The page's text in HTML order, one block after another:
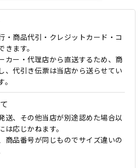
・商品代引・クレジットカード・コ
ます。
カー・代理店から直送するため、商
、代引き伝票は当店から送らせてい
送、その他当店が別途認めた場合以
応じかねます。
商品番号が同じものでサイズ違いの